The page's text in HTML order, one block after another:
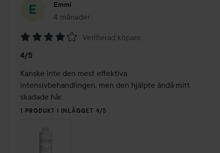
Emmi
4 månader
Inlägget skapades 4 månader
4
av
5
Verifierad köpare
4/5
Kanske inte den mest effektiva
intensivbehandlingen, men den hjälpte ändå mitt
skadade hår.
1 PRODUKT I INLÄGGET 4/5